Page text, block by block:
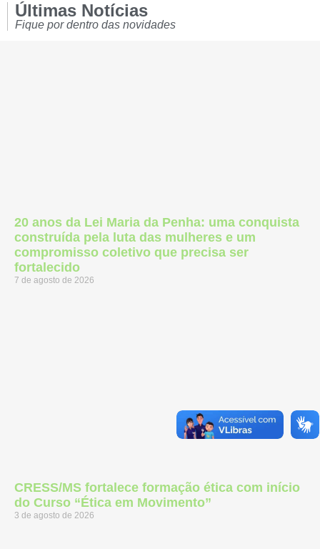
Últimas Notícias
Fique por dentro das novidades
20 anos da Lei Maria da Penha: uma conquista
construída pela luta das mulheres e um
compromisso coletivo que precisa ser
fortalecido
7 de agosto de 2026
CRESS/MS fortalece formação ética com início
do Curso “Ética em Movimento”
3 de agosto de 2026